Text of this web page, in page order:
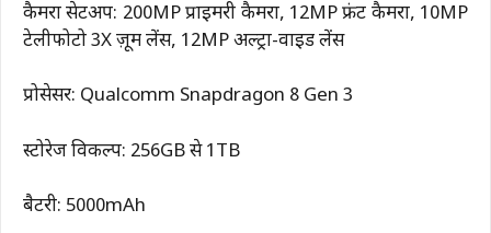
कैमरा सेटअप: 200MP प्राइमरी कैमरा, 12MP फ्रंट कैमरा, 10MP
टेलीफोटो 3X ज़ूम लेंस, 12MP अल्ट्रा-वाइड लेंस
प्रोसेसर: Qualcomm Snapdragon 8 Gen 3
स्टोरेज विकल्प: 256GB से 1TB
बैटरी: 5000mAh